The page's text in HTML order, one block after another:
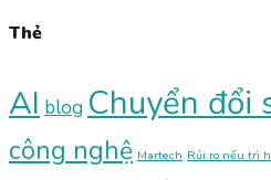
Thẻ
AI blog Chuyển đổi
công nghệ Martech Rủi ro nếu trì